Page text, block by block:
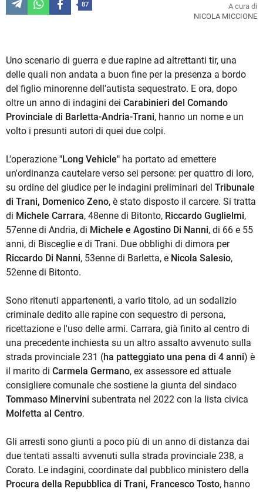
87
A cura di
NICOLA MICCIONE
Uno scenario di guerra e due rapine ad altrettanti tir, una
delle quali non andata a buon fine per la presenza a bordo
del figlio minorenne dell'autista sequestrato. E ora, dopo
oltre un anno di indagini dei Carabinieri del Comando
Provinciale di Barletta-Andria-Trani, hanno un nome e un
volto i presunti autori di quei due colpi.
L'operazione "Long Vehicle" ha portato ad emettere
un'ordinanza cautelare verso sei persone: per quattro di loro,
su ordine del giudice per le indagini preliminari del Tribunale
di Trani, Domenico Zeno, è stato disposto il carcere. Si tratta
di Michele Carrara, 48enne di Bitonto, Riccardo Guglielmi,
57enne di Andria, di Michele e Agostino Di Nanni, di 66 e 55
anni, di Bisceglie e di Trani. Due obblighi di dimora per
Riccardo Di Nanni, 53enne di Barletta, e Nicola Salesio,
52enne di Bitonto.
Sono ritenuti appartenenti, a vario titolo, ad un sodalizio
criminale dedito alle rapine con sequestro di persona,
ricettazione e l'uso delle armi. Carrara, già finito al centro di
una precedente inchiesta su un altro assalto avvenuto sulla
strada provinciale 231 (ha patteggiato una pena di 4 anni) è
il marito di Carmela Germano, ex assessore ed attuale
consigliere comunale che sostiene la giunta del sindaco
Tommaso Minervini subentrata nel 2022 con la lista civica
Molfetta al Centro.
Gli arresti sono giunti a poco più di un anno di distanza dai
due tentati assalti avvenuti sulla strada provinciale 238, a
Corato. Le indagini, coordinate dal pubblico ministero della
Procura della Repubblica di Trani, Francesco Tosto, hanno